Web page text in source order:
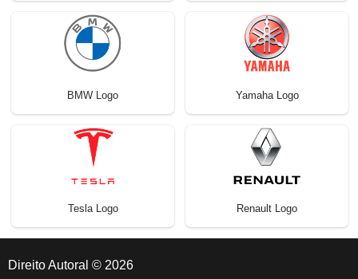
BMW Logo Yamaha Logo
Tesla Logo Renault Logo
Direito Autoral © 2026